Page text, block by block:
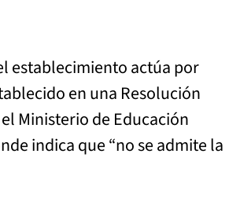
establecimiento actúa por
en una Resolución
Ministerio de Educación
indica que “no se admite la